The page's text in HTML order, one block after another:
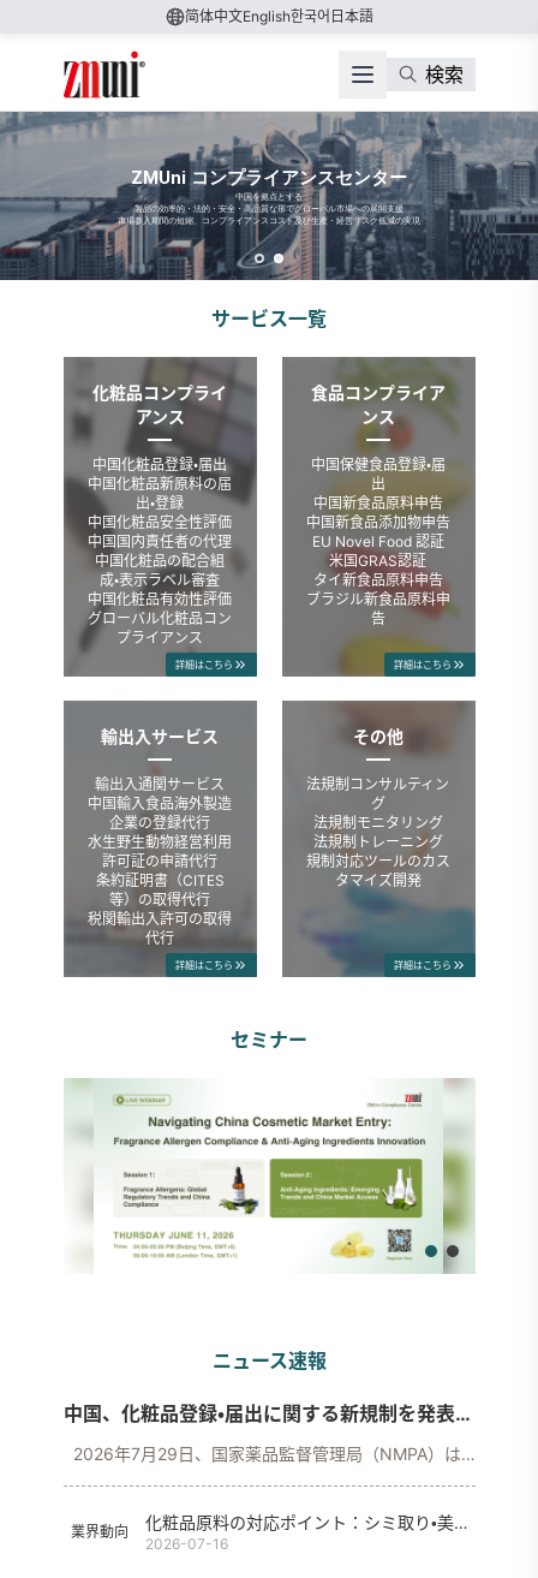
简体中文English한국어 日本語
検索
ZMUni コンプライアンスセンター
中国を拠点とする
製品の効率的・法的・安全・高品質な形でグローバル市場への展開支援
市場参入期間の短縮、コンプライアンスコスト及び生産・経営リスク低減の実現
サービス一覧
化粧品コンプライ
アンス
中国化粧品登録・届出
中国化粧品新原料の届
出・登録
中国化粧品安全性評価
中国国内責任者の代理
中国化粧品の配合組
成・表示ラベル審査
中国化粧品有効性評価
グローバル化粧品コン
プライアンス
詳細はこちら
食品コンプライア
ンス
中国保健食品登録・届
出
中国新食品原料申告
中国新食品添加物申告
EU Novel Food 認証
米国GRAS認証
タイ新食品原料申告
ブラジル新食品原料申
告
詳細はこちら
輸出入サービス
輸出入通関サービス
中国輸入食品海外製造
企業の登録代行
水生野生動物経営利用
許可証の申請代行
条約証明書（CITES
等）の取得代行
税関輸出入許可の取得
代行
詳細はこちら
その他
法規制コンサルティン
グ
法規制モニタリング
法規制トレーニング
規制対応ツールのカス
タマイズ開発
詳細はこちら
セミナー
ニュース速報
中国、化粧品登録・届出に関する新規制を発表:動物試験・原料情報などの要件をさらに最適化
2026年7月29日、国家薬品監督管理局（NMPA）は「化粧品登録・届出に関する事項についての公告」（以下「本公告」という）を発表しました。新製品の初発売、動物試験の免除、原料管理、資料
業界動向 化粧品原料の対応ポイント：シミ取り・美白効能原料
2026-07-16